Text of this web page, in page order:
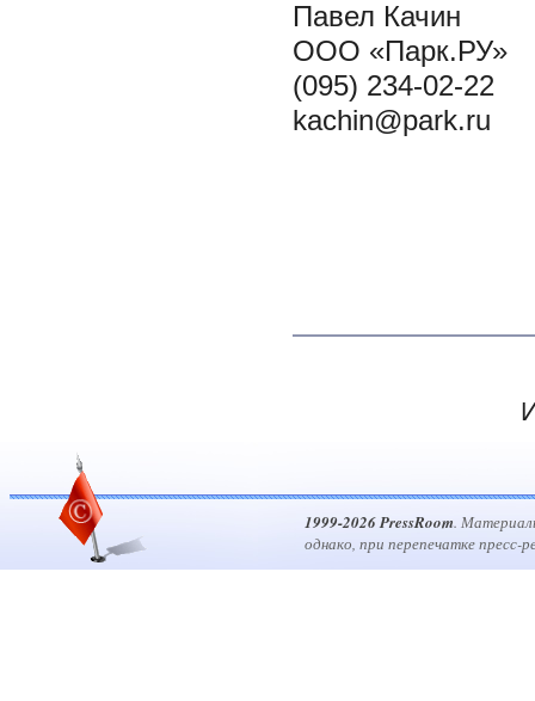
Павел Качин
ООО «Парк.РУ»
(095) 234-02-22
kachin@park.ru
1999-2026 PressRoom.
однако, при перепечатке пресс-